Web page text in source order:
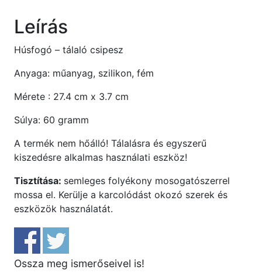
Leírás
Húsfogó – tálaló csipesz
Anyaga: műanyag, szilikon, fém
Mérete : 27.4 cm x 3.7 cm
Súlya: 60 gramm
A termék nem hőálló! Tálalásra és egyszerű
kiszedésre alkalmas használati eszköz!
Tisztítása: semleges folyékony mosogatószerrel
mossa el. Kerülje a karcolódást okozó szerek és
eszközök használatát.
Ossza meg ismerőseivel is!